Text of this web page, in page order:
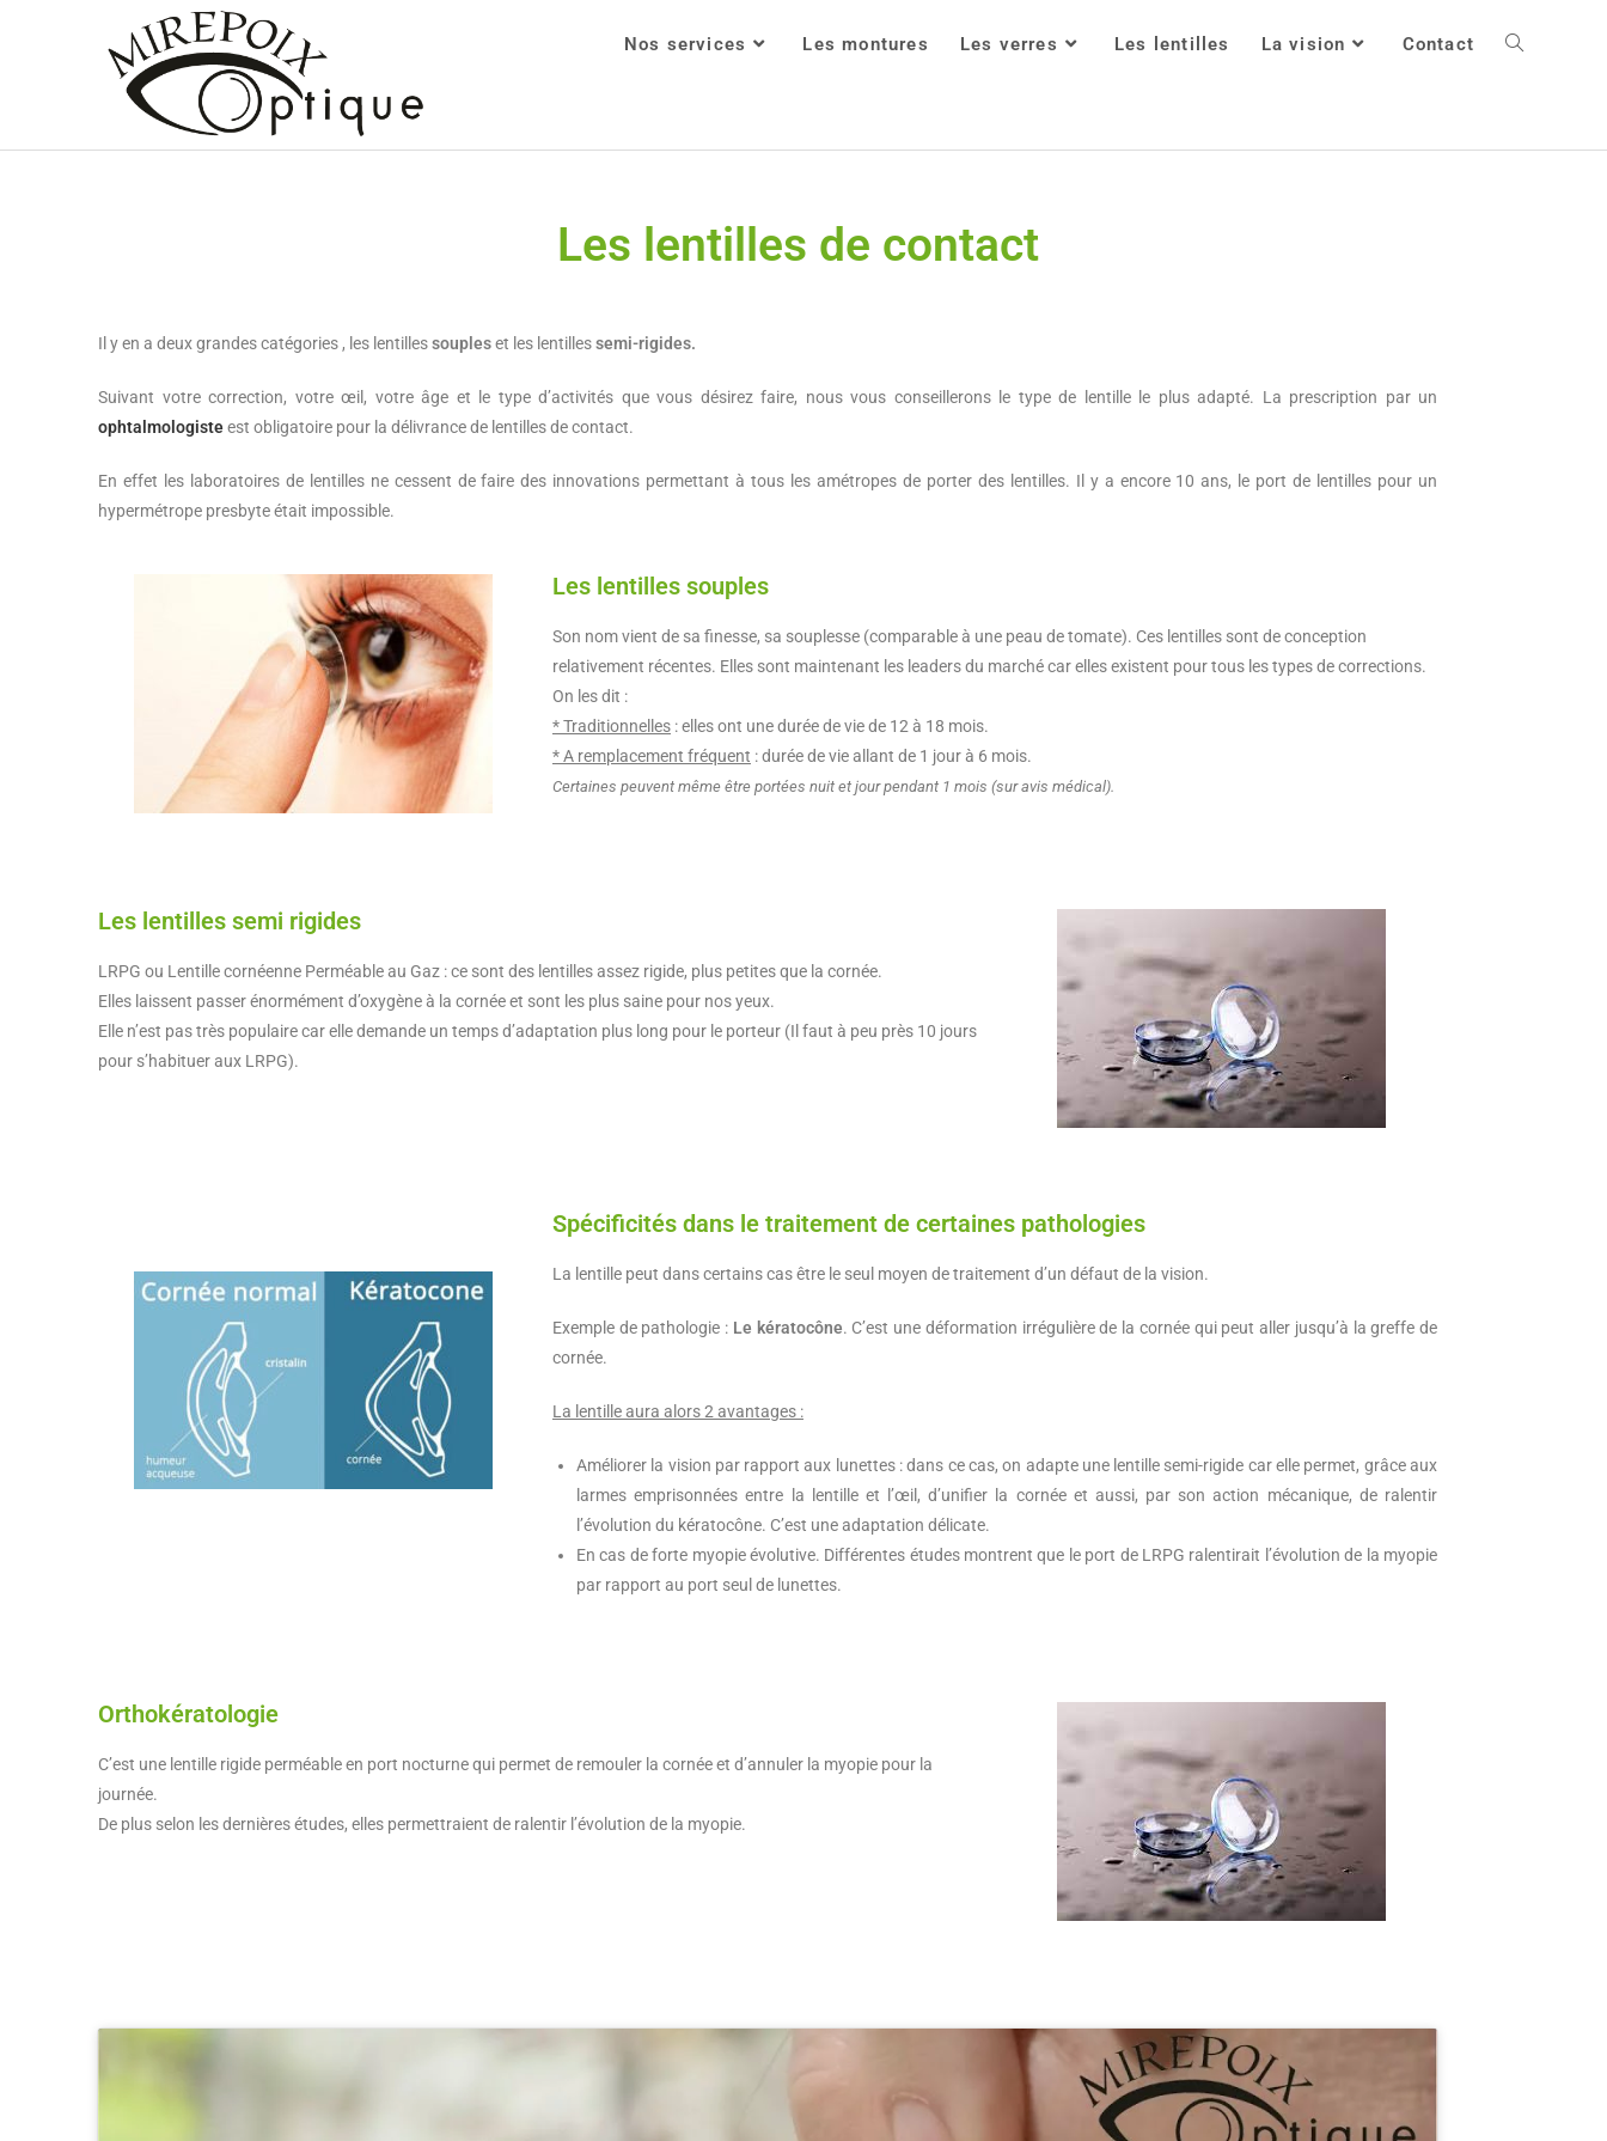
Nos services Les montures Les verres Les lentilles La vision Contact
Les lentilles de contact
Il y en a deux grandes catégories , les lentillessoupleset les lentillessemi-rigides.
Suivant votre correction, votre œil, votre âge et le type d’activités que vous désirez faire, nous vous conseillerons le type de lentille le plus adapté. La prescription par un
ophtalmologisteest obligatoire pour la délivrance de lentilles de contact.
En effet les laboratoires de lentilles ne cessent de faire des innovations permettant à tous les amétropes de porter des lentilles. Il y a encore 10 ans, le port de lentilles pour un
hypermétrope presbyte était impossible.
Les lentilles souples
Son nom vient de sa finesse, sa souplesse (comparable à une peau de tomate). Ces lentilles sont de conception
relativement récentes. Elles sont maintenant les leaders du marché car elles existent pour tous les types de corrections.
On les dit :
* Traditionnelles: elles ont une durée de vie de 12 à 18 mois.
* A remplacement fréquent : durée de vie allant de 1 jour à 6 mois.
Certaines peuvent même être portées nuit et jour pendant 1 mois (sur avis médical).
Les lentilles semi rigides
LRPG ou Lentille cornéenne Perméable au Gaz : ce sont des lentilles assez rigide, plus petites que la cornée.
Elles laissent passer énormément d’oxygène à la cornée et sont les plus saine pour nos yeux.
Elle n’est pas très populaire car elle demande un temps d’adaptation plus long pour le porteur (Il faut à peu près 10 jours
pour s’habituer aux LRPG).
Spécificités dans le traitement de certaines pathologies
La lentille peut dans certains cas être le seul moyen de traitement d’un défaut de la vision.
Exemple de pathologie : Le kératocône. C’est une déformation irrégulière de la cornée qui peut aller jusqu’à la greffe de
cornée.
La lentille aura alors 2 avantages :
Améliorer la vision par rapport aux lunettes : dans ce cas, on adapte une lentille semi-rigide car elle permet, grâce aux
larmes emprisonnées entre la lentille et l’œil, d’unifier la cornée et aussi, par son action mécanique, de ralentir
l’évolution du kératocône. C’est une adaptation délicate.
En cas de forte myopie évolutive. Différentes études montrent que le port de LRPG ralentirait l’évolution de la myopie
par rapport au port seul de lunettes.
Orthokératologie
C’est une lentille rigide perméable en port nocturne qui permet de remouler la cornée et d’annuler la myopie pour la
journée.
De plus selon les dernières études, elles permettraient de ralentir l’évolution de la myopie.